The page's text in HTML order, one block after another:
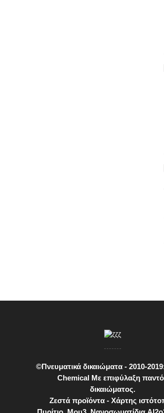
©Πνευματικά δικαιώματα - 2010-
Chemical Με επιφύλαξη
δικαιώματος.
Ζεστά προϊόντα - Χάρτης